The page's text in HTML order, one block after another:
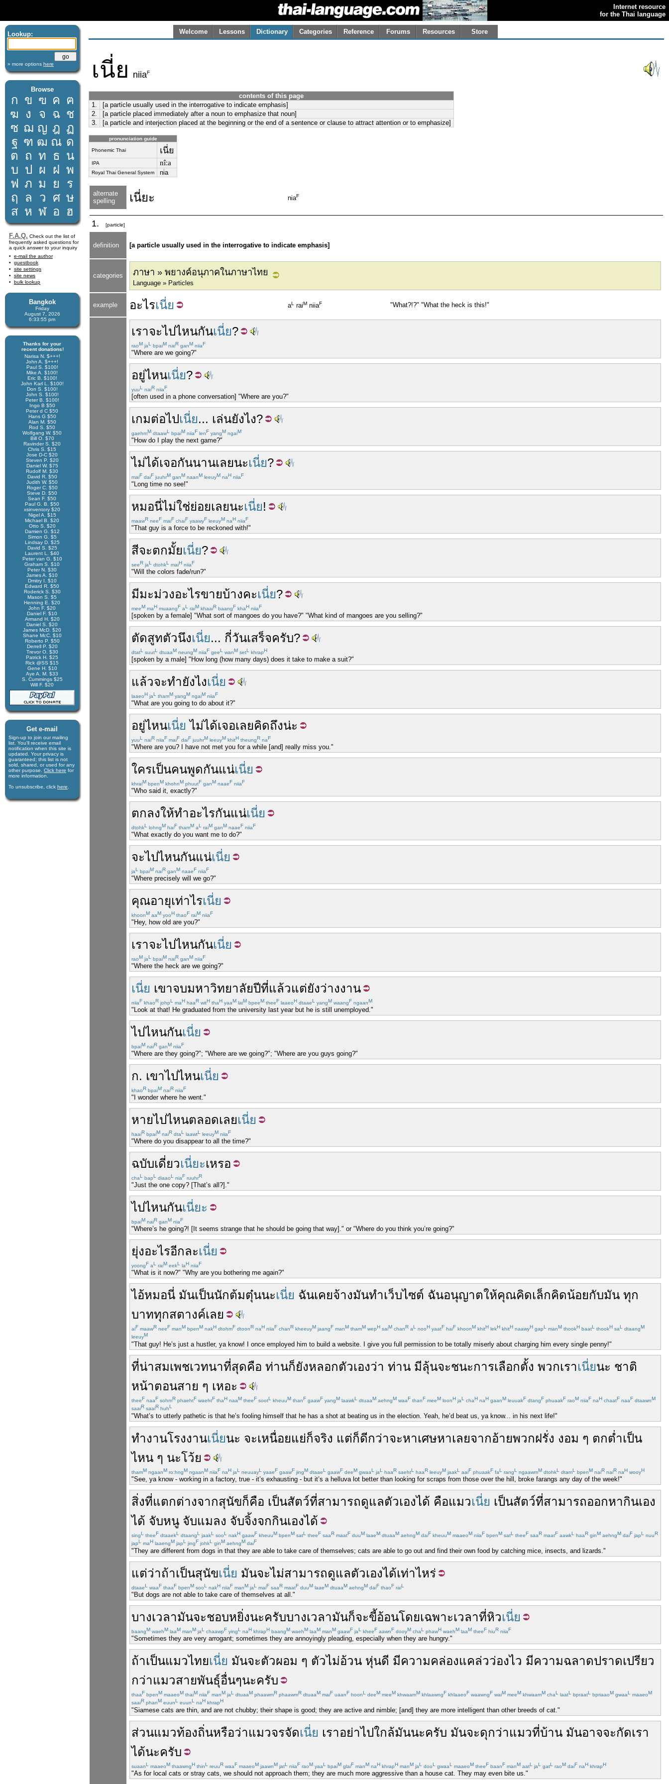
Internet resource
for the Thai language
Lookup:
» more options here
Browse
ก ข ฃ ค ฅ
ฆ ง จ ฉ ช
ซ ฌ ญ ฎ ฏ
ฐ ฑ ฒ ณ ด
ต ถ ท ธ น
บ ป ผ ฝ พ
ฟ ภ ม ย
ร
ฤ
ล ว ศ ษ
ส ห ฬ อ ฮ
F.A.Q. Check out the list of
frequently asked questions for
a quick answer to your inquiry
e-mail the author
guestbook
site settings
site news
bulk lookup
Bangkok
Friday
August 7, 2026
6:33:56 pm
Thanks for your
recent donations!
Narisa N. $+++!
John A. $+++!
Paul S. $100!
Mike A. $100!
Eric B. $100!
John Karl L. $100!
Don S. $100!
John S. $100!
Peter B. $100!
Ingo B $50
Peter d C $50
Hans G $50
Alan M. $50
Rod S. $50
Wolfgang W. $50
Bill O. $70
Ravinder S. $20
Chris S. $15
Jose D-C $20
Steven P. $20
Daniel W. $75
Rudolf M. $30
David R. $50
Judith W. $50
Roger C. $50
Steve D. $50
Sean F. $50
Paul G. B. $50
xsinventory $20
Nigel A. $15
Michael B. $20
Otto S. $20
Damien G. $12
Simon G. $5
Lindsay D. $25
David S. $25
Laurent L. $40
Peter van G. $10
Graham S. $10
Peter N. $30
James A. $10
Dmitry I. $10
Edward R. $50
Roderick S. $30
Mason S. $5
Henning E. $20
John F. $20
Daniel F. $10
Armand H. $20
Daniel S. $20
James McD. $20
Shane McC. $10
Roberto P. $50
Derrell P. $20
Trevor O. $30
Patrick H. $25
Rick @SS $15
Gene H. $10
Aye A. M. $33
S. Cummings $25
Will F. $20
Get e-mail
Sign-up to join our mail­ing
list. You'll receive e­mail
notification when this site is
updated. Your privacy is
guaran­teed; this list is not
sold, shared, or used for any
other purpose. Click here for
more infor­mation.
To unsubscribe, click here
Welcome Lessons Dictionary Categories Reference Forums Resources Store
เนี่ย niiaF
contents of this page
1.
[a particle usually used in the interrogative to indicate emphasis]
2.
[a particle placed immediately after a noun to emphasize that noun]
3.
[a particle and interjection placed at the beginning or the end of a sentence or clause to attract attention or to emphasize]
pronunciation guide
Phonemic Thai เนี่ย
IPA nîːa
Royal Thai General System nia
alternate
spelling
เนี่ยะ niaF
1. [particle]
definition [a particle usually used in the interrogative to indicate emphasis]
categories ภาษา » พยางค์อนุภาคในภาษาไทย
Language » Particles
example อะไรเนี่ย aL raiM niiaF "What?!?" "What the heck is this!"
เราจะไปไหนกันเนี่ย?
raoM jaL bpaiM naiR ganM niiaF
"Where are we going?"
อยู่ไหนเนี่ย?
yuuL naiR niiaF
[often used in a phone conversation] "Where are you?"
เกมต่อไปเนี่ย... เล่นยังไง?
gaehmM dtaawL bpaiM niiaF lenF yangM ngaiM
"How do I play the next game?"
ไม่ได้เจอกันนานเลยนะเนี่ย?
maiF daiF juuhrM ganM naanM leeuyM naH niiaF
"Long time no see!"
หมอนี่ไม่ใช่ย่อยเลยนะเนี่ย!
maawR neeF maiF chaiF yaawyF leeuyM naH niiaF
"That guy is a force to be reckoned with!"
สีจะตกมั้ยเนี่ย?
seeR jaL dtohkL maiH niiaF
"Will the colors fade/run?"
มีมะม่วงอะไรขายบ้างคะเนี่ย?
meeM maH muaangF aL raiM khaaiR baangF khaH niiaF
[spoken by a female] "What sort of mangoes do you have?" "What kind of mangoes are you selling?"
ตัดสูทตัวนึงเนี่ย... กี่วันเสร็จครับ?
dtatL suutL dtuaaM neungM niiaF geeL wanM setL khrapH
[spoken by a male] "How long (how many days) does it take to make a suit?"
แล้วจะทำยังไงเนี่ย
laaeoH jaL thamM yangM ngaiM niiaF
"What are you going to do about it?"
อยู่ไหนเนี่ย ไม่ได้เจอเลยคิดถึงน่ะ
yuuL naiR niiaF maiF daiF juuhrM leeuyM khitH theungR naF
"Where are you? I have not met you for a while [and] really miss you."
ใครเป็นคนพูดกันแน่เนี่ย
khraiM bpenM khohnM phuutF ganM naaeF niiaF
"Who said it, exactly?"
ตกลงให้ทำอะไรกันแน่เนี่ย
dtohkL lohngM haiF thamM aL raiM ganM naaeF niiaF
"What exactly do you want me to do?"
จะไปไหนกันแน่เนี่ย
jaL bpaiM naiR ganM naaeF niiaF
"Where precisely will we go?"
คุณอายุเท่าไรเนี่ย
khoonM aaM yooH thaoF raiM niiaF
"Hey, how old are you?"
เราจะไปไหนกันเนี่ย
raoM jaL bpaiM naiR ganM niiaF
"Where the heck are we going?"
เนี่ย เขาจบมหาวิทยาลัยปีที่แล้วแต่ยังว่างงาน
niiaF khaoR johpL maH haaR witH thaH yaaM laiM bpeeM theeF laaeoH dtaaeL yangM waangF ngaanM
"Look at that! He graduated from the university last year but he is still unemployed."
ไปไหนกันเนี่ย
bpaiM naiR ganM niiaF
"Where are they going?"; "Where are we going?"; "Where are you guys going?"
ก. เขาไปไหนเนี่ย
khaoR bpaiM naiR niiaF
"I wonder where he went."
หายไปไหนตลอดเลยเนี่ย
haaiR bpaiM naiR dtaL laawtL leeuyM niiaF
"Where do you disappear to all the time?"
ฉบับเดี่ยวเนี่ยะเหรอ
chaL bapL diaaoL niaF ruuhrR
"Just the one copy? [That’s all?]."
ไปไหนกันเนี่ยะ
bpaiM naiR ganM niaF
"Where’s he going?! [It seems strange that he should be going that way]." or "Where do you think you’re going?"
ยุ่งอะไรอีกละเนี่ย
yoongF aL raiM eekL laH niiaF
"What is it now?" "Why are you bothering me again?"
ไอ้หมอนี่ มันเป็นนักต้มตุ๋นนะเนี่ย ฉันเคยจ้างมันทำเว็บไซต์ ฉันอนุญาตให้คุณคิดเล็กคิดน้อยกับมัน ทุก
บาททุกสตางค์เลย
aiF maawR neeF manM bpenM nakH dtohmF dtoonR naH niiaF chanR kheeuyM jaangF manM thamM wepH saiM chanR aL nooH yaatF haiF khoonM khitH lekH khitH naawyH gapL manM thookH baatL thookH saL dtaangM
leeuyM
"That guy! He’s just a hustler, ya know! I once employed him to build a website. I give you full permission to be totally miserly about charging him every single penny!"
ที่น่าสมเพชเวทนาที่สุดคือ ท่านก็ยังหลอกตัวเองว่า ท่าน มีลุ้นจะชนะการเลือกตั้ง พวกเราเนี่ยนะ ชาติ
หน้าตอนสาย ๆ เหอะ
theeF naaF sohmR phaehtF waehtF thaH naaM theeF sootL kheuuM thanF gaawF yangM laawkL dtuaaM aehngM waaF thanF meeM loonH jaL chaH naH gaanM leuuakF dtangF phuaakF raoM niiaF naH chaatF naaF dtaawnM
saaiR saaiR huhL
"What’s to utterly pathetic is that he’s fooling himself that he has a shot at beating us in the election. Yeah, he’d beat us, ya know... in his next life!"
ทำงานโรงงานเนี่ยนะ จะเหนื่อยแย่ก็จริง แต่ก็ดีกว่าจะหาเศษหาเลยจากอ้ายพวกฝรั่ง งอม ๆ ตกต่ำเป็น
ไหน ๆ นะโว้ย
thamM ngaanM ro:hngM ngaanM niiaF naH jaL neuuayL yaaeF gaawF jingM dtaaeL gaawF deeM gwaaL jaL haaR saehtL haaR leeuyM jaakL aaiF phuaakF faL rangL ngaawmM dtohkL dtamL bpenM naiR naiR naH wooyH
"See, ya know - working in a factory, true - it’s exhausting - but it’s a helluva lot better than looking for scraps from those over the hill, broke farangs any day of the week!"
สิ่งที่แตกต่างจากสุนัขก็คือ เป็นสัตว์ที่สามารถดูแลตัวเองได้ คือแมวเนี่ย เป็นสัตว์ที่สามารถออกหากินเอง
ได้ จับหนู จับแมลง จับจิ้งจกกินเองได้
singL theeF dtaaekL dtaangL jaakL sooL nakH gaawF kheuuM bpenM satL theeF saaR maatF duuM laaeM dtuaaM aehngM daiF kheuuM maaeoM niiaF bpenM satL theeF saaR maatF aawkL haaR ginM aehngM daiF japL nuuR
japL maH laaengM japL jingF johkL ginM aehngM daiF
"They are different from dogs in that they are able to take care of themselves; cats are able to go out and find their own food by catching mice, insects, and lizards."
แต่ว่าถ้าเป็นสุนัขเนี่ย มันจะไม่สามารถดูแลตัวเองได้เท่าไหร่
dtaaeL waaF thaaF bpenM sooL nakH niiaF manM jaL maiF saaR maatF duuM laaeM dtuaaM aehngM daiF thaoF raiL
"But dogs are not able to take care of themselves at all."
บางเวลามันจะชอบหยิ่งนะครับบางเวลามันก็จะขี้อ้อนโดยเฉพาะเวลาที่หิวเนี่ย
baangM waehM laaM manM jaL chaawpF yingL naH khrapH baangM waehM laaM manM gaawF jaL kheeF aawnF dooyM chaL phawH waehM laaM theeF hiuR niiaF
"Sometimes they are very arrogant; sometimes they are annoyingly pleading, especially when they are hungry."
ถ้าเป็นแมวไทยเนี่ย มันจะตัวผอม ๆ ตัวไม่อ้วน หุ่นดี มีความคล่องแคล่วว่องไว มีความฉลาดปราดเปรียว
กว่าแมวสายพันธุ์อื่นๆนะครับ
thaaF bpenM maaeoM thaiM niiaF manM jaL dtuaaM phaawmR phaawmR dtuaaM maiF uaanF hoonL deeM meeM khwaamM khlaawngF khlaaeoF waawngF waiM meeM khwaamM chaL laatL bpraatL bpriaaoM gwaaL maaeoM
saaiR phanM euunL euunL naH khrapH
"Siamese cats are thin, and are not chubby; their shape is good; they are active and nimble; [and] they are more intelligent than other breeds of cat."
ส่วนแมวท้องถิ่นหรือว่าแมวจรจัดเนี่ย เราอย่าไปใกล้มันนะครับ มันจะดุกว่าแมวที่บ้าน มันอาจจะกัดเรา
ได้นะครับ
suaanL maaeoM thaawngH thinL reuuR waaF maaeoM jaawnM jatL niiaF raoM yaaL bpaiM glaiF manM naH khrapH manM jaL dooL gwaaL maaeoM theeF baanF manM aatL jaL gatL raoM daiF naH khrapH
"As for local cats or stray cats, we should not approach them; they are much more aggressive than a house cat. They may even bite us."